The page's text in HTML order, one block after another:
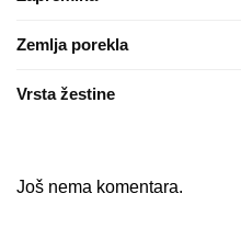
Zemlja porekla
Vrsta žestine
Još nema komentara.